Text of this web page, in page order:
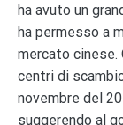
ha avuto un
ha permesso a
mercato cinese.
centri di
novembre del
suggerendo al